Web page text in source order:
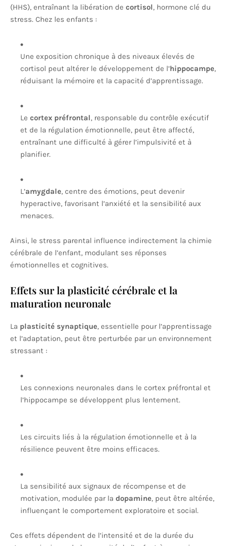
(HHS), entraînant la libération de cortisol, hormone clé du
stress. Chez les enfants :
Une exposition chronique à des niveaux élevés de
cortisol peut altérer le développement de l’hippocampe,
réduisant la mémoire et la capacité d’apprentissage.
Le cortex préfrontal, responsable du contrôle exécutif
et de la régulation émotionnelle, peut être affecté,
entraînant une difficulté à gérer l’impulsivité et à
planifier.
L’amygdale, centre des émotions, peut devenir
hyperactive, favorisant l’anxiété et la sensibilité aux
menaces.
Ainsi, le stress parental influence indirectement la chimie
cérébrale de l’enfant, modulant ses réponses
émotionnelles et cognitives.
Effets sur la plasticité cérébrale et la
maturation neuronale
La plasticité synaptique, essentielle pour l’apprentissage
et l’adaptation, peut être perturbée par un environnement
stressant :
Les connexions neuronales dans le cortex préfrontal et
l’hippocampe se développent plus lentement.
Les circuits liés à la régulation émotionnelle et à la
résilience peuvent être moins efficaces.
La sensibilité aux signaux de récompense et de
motivation, modulée par la dopamine, peut être altérée,
influençant le comportement exploratoire et social.
Ces effets dépendent de l’intensité et de la durée du